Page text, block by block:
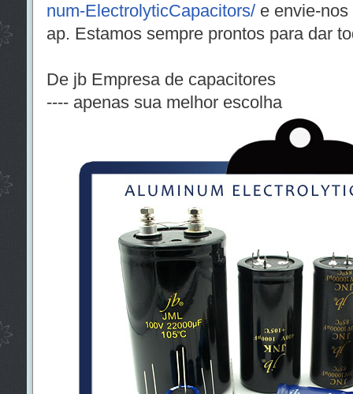
num-ElectrolyticCapacitors/ e envie-
ap. Estamos sempre prontos para dar
De jb Empresa de capacitores
---- apenas sua melhor escolha